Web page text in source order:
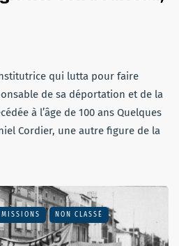
qui lutta pour faire
de sa déportation et de la
à l’âge de 100 ans Quelques
Cordier, une autre figure de la
NON CLASSÉ